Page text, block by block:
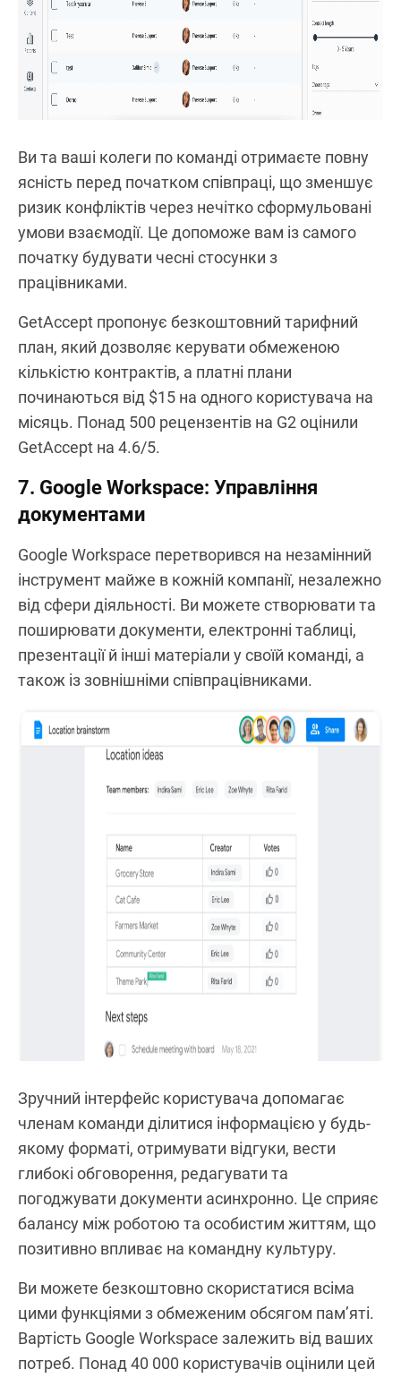
Ви та ваші колеги по команді отримаєте повну
ясність перед початком співпраці, що зменшує
ризик конфліктів через нечітко сформульовані
умови взаємодії. Це допоможе вам із самого
початку будувати чесні стосунки з
працівниками.
GetAccept пропонує безкоштовний тарифний
план, який дозволяє керувати обмеженою
кількістю контрактів, а платні плани
починаються від $15 на одного користувача на
місяць. Понад 500 рецензентів на G2 оцінили
GetAccept на 4.6/5.
7. Google Workspace: Управління
документами
Google Workspace перетворився на незамінний
інструмент майже в кожній компанії, незалежно
від сфери діяльності. Ви можете створювати та
поширювати документи, електронні таблиці,
презентації й інші матеріали у своїй команді, а
також із зовнішніми співпрацівниками.
Зручний інтерфейс користувача допомагає
членам команди ділитися інформацією у будь-
якому форматі, отримувати відгуки, вести
глибокі обговорення, редагувати та
погоджувати документи асинхронно. Це сприяє
балансу між роботою та особистим життям, що
позитивно впливає на командну культуру.
Ви можете безкоштовно скористатися всіма
цими функціями з обмеженим обсягом пам’яті.
Вартість Google Workspace залежить від ваших
потреб. Понад 40 000 користувачів оцінили цей